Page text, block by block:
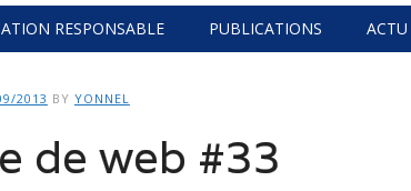
RESPONSABLE PUBLICATIONS ACTU
2013 BY YONNEL
de web #33